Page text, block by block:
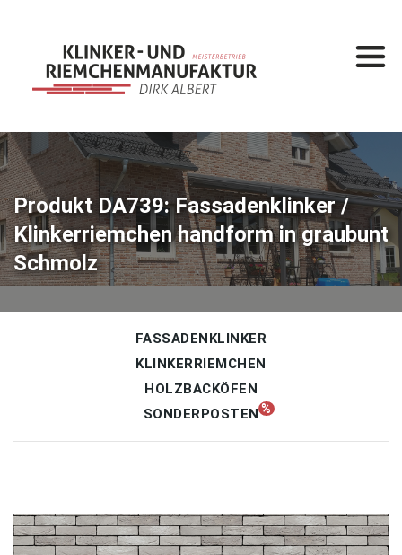
Produkt DA739: Fassadenklinker /
Klinkerriemchen handform in graubunt
Schmolz
FASSADENKLINKER
KLINKERRIEMCHEN
HOLZBACKÖFEN
SONDERPOSTEN
Startseite
Leistungen
Klinkermanufaktur
Klinkerbau
Produkte
Fassadenklinker
Holzbacköfen
Gesamtkatalog
Sonderposten%
Unternehmen